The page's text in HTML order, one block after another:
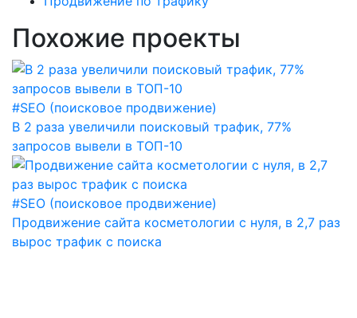
Похожие проекты
#SEO (поисковое продвижение)
В 2 раза увеличили поисковый трафик, 77%
запросов вывели в ТОП-10
#SEO (поисковое продвижение)
Продвижение сайта косметологии с нуля, в 2,7 раз
вырос трафик с поиска